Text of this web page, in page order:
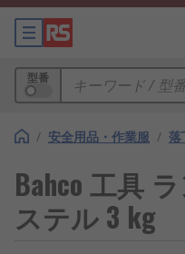
型番
/ 安全用品・作業服 / 落
Bahco 工具
ステル 3 kg